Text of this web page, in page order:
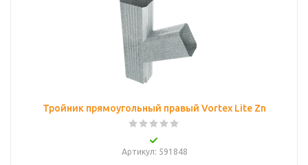
Тройник прямоугольный правый Vortex Lite Zn
Артикул: 591848